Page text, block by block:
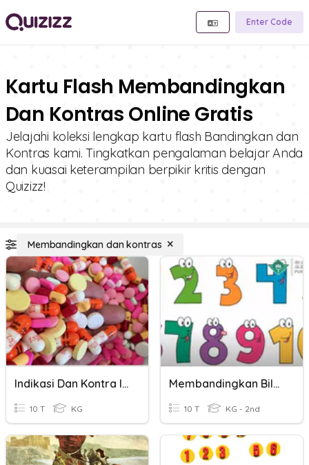
Enter Code
Kartu Flash Membandingkan
Dan Kontras Online Gratis
Jelajahi koleksi lengkap kartu flash Bandingkan dan
Kontras kami. Tingkatkan pengalaman belajar Anda
dan kuasai keterampilan berpikir kritis dengan
Quizizz!
Membandingkan dan kontras
Indikasi Dan Kontra Indikasi
10 T KG
Membandingkan Bilangan
10 T KG - 2nd